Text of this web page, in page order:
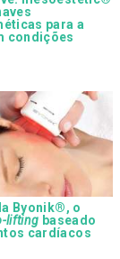
para a
condições
Byonik®, o
lifting baseado
cardíacos